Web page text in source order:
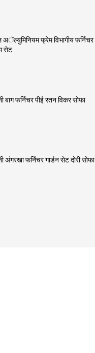
अॅल्युमिनियम फ्रेम विभागीय फर्निचर
सेट
बाग फर्निचर पीई रतन विकर सोफा
अंगरखा फर्निचर गार्डन सेट दोरी सोफा